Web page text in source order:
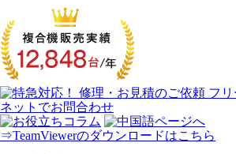
ネットでお問合わせ
⇒TeamViewerのダウンロードはこちら